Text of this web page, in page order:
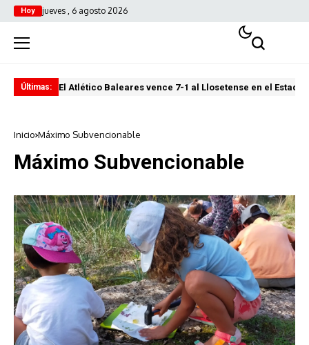
Hoy jueves , 6 agosto 2026
Últimas: El Atlético Baleares vence 7-1 al Llosetense en el Estadi
Inicio Máximo Subvencionable
Máximo Subvencionable